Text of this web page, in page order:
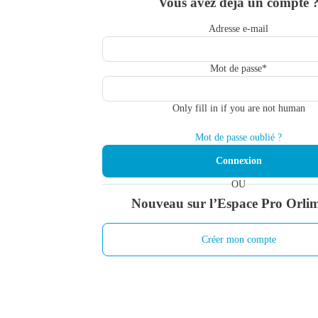
Adresse e-mail
Mot de passe*
Only fill in if you are not human
Mot de passe oublié ?
OU
Nouveau sur l’Espace Pro
Créer mon compte